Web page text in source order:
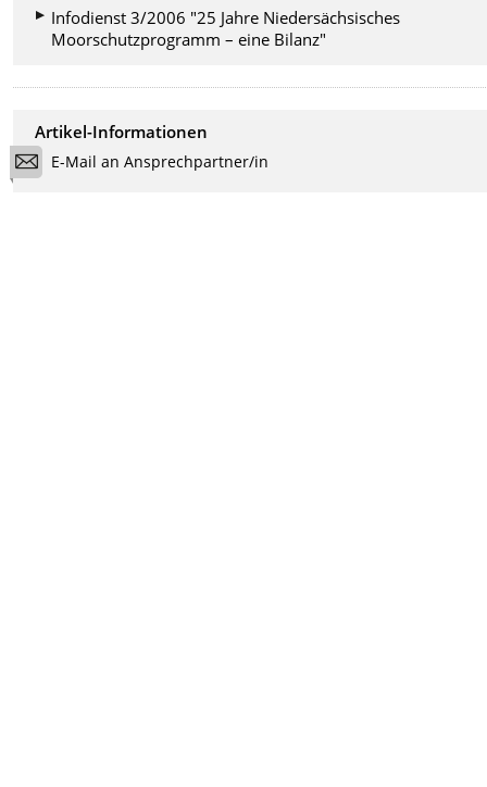
Infodienst 3/2006 "25 Jahre Niedersächsisches
Moorschutzprogramm – eine Bilanz"
Artikel-Informationen
E-Mail an Ansprechpartner/in